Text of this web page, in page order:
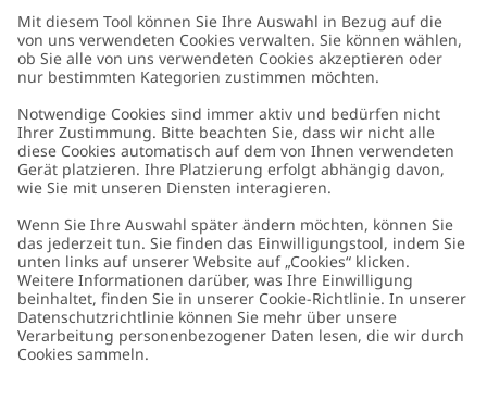
Kundenservice
Kontaktieren Sie uns
FAQ
Barrierefreiheit
Datenschutzrichtlinie
Über uns
Über Newbie
Nachhaltigkeit
Impressum
Germany Standort ändern
Cookies